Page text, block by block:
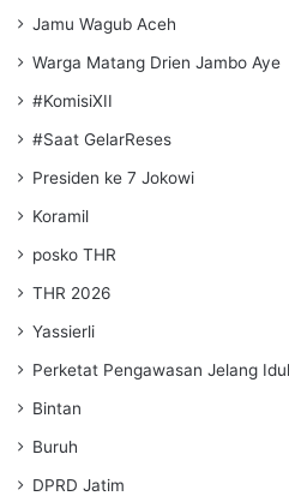
Jamu Wagub Aceh
Warga Matang Drien Jambo Aye
#KomisiXII
#Saat GelarReses
Presiden ke 7 Jokowi
Koramil
posko THR
THR 2026
Yassierli
Perketat Pengawasan Jelang
Bintan
Buruh
DPRD Jatim